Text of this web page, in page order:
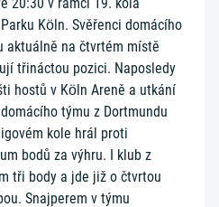
Köln. Svěřenci domácího
aktuálně na čtvrtém místě
třináctou pozici. Naposledy
hostů v Köln Areně a utkání
týmu z Dortmundu
kole hrál proti
bodů za výhru. I klub z
tři body a jde již o čtvrtou
Snajperem v týmu